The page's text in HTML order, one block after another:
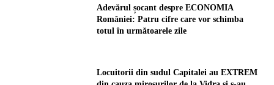
Adevărul șocant despre ECONOMIA
României: Patru cifre care vor schimba
totul în următoarele zile
Locuitorii din sudul Capitalei au EXTREM